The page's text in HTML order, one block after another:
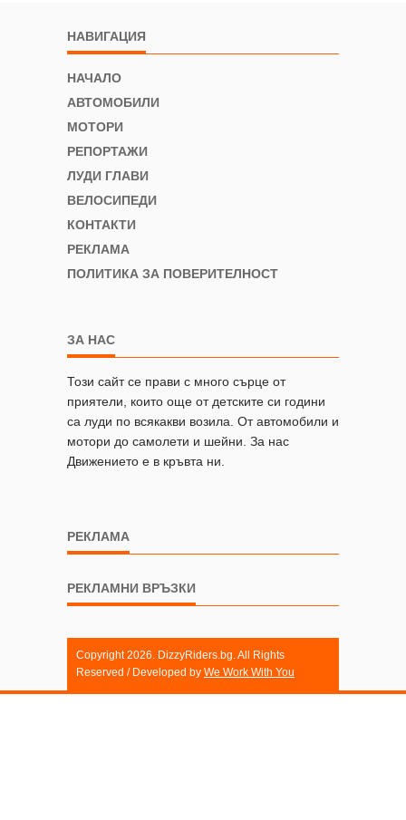
НАВИГАЦИЯ
НАЧАЛО
АВТОМОБИЛИ
МОТОРИ
РЕПОРТАЖИ
ЛУДИ ГЛАВИ
ВЕЛОСИПЕДИ
КОНТАКТИ
РЕКЛАМА
ПОЛИТИКА ЗА ПОВЕРИТЕЛНОСТ
ЗА НАС
Този сайт се прави с много сърце от
приятели, които още от детските си години
са луди по всякакви возила. От автомобили и
мотори до самолети и шейни. За нас
Движението е в кръвта ни.
РЕКЛАМА
РЕКЛАМНИ ВРЪЗКИ
Copyright 2026. DizzyRiders.bg. All Rights
Reserved / Developed by We Work With You